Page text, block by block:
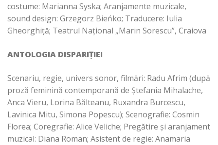
costume: Marianna Syska; Aranjamente muzicale,
sound design: Grzegorz Bieńko; Traducere: Iulia
Gheorghiță; Teatrul Național „Marin Sorescu”, Craiova
ANTOLOGIA DISPARIȚIEI
Scenariu, regie, univers sonor, filmări: Radu Afrim (după
proză feminină contemporană de Ștefania Mihalache,
Anca Vieru, Lorina Bălteanu, Ruxandra Burcescu,
Lavinica Mitu, Simona Popescu); Scenografie: Cosmin
Florea; Coregrafie: Alice Veliche; Pregătire și aranjament
muzical: Diana Roman; Asistent de regie: Anamaria